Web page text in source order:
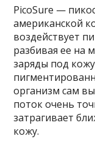
PicoSure —
американской
воздействует
разбивая ее на
заряды под
организм сам
поток очень
затрагивает
кожу.